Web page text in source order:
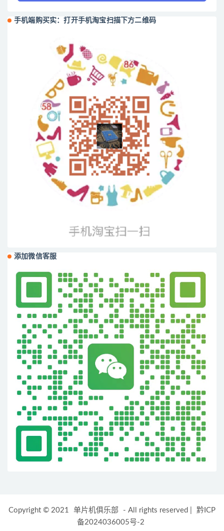
手机端购买实：打开手机淘宝扫描下方二维码
添加微信客服
Copyright © 2021 单片机俱乐部 - All rights reserved
黔ICP
备2024036005号-2